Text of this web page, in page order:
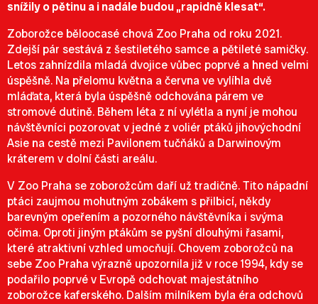
snížily o pětinu a i nadále budou „rapidně klesat“.
Zoborožce běloocasé chová Zoo Praha od roku 2021.
Zdejší pár sestává z šestiletého samce a pětileté samičky.
Letos zahnízdila mladá dvojice vůbec poprvé a hned velmi
úspěšně. Na přelomu května a června ve vylíhla dvě
mláďata, která byla úspěšně odchována párem ve
stromové dutině. Během léta z ní vylétla a nyní je mohou
návštěvníci pozorovat v jedné z voliér ptáků jihovýchodní
Asie na cestě mezi Pavilonem tučňáků a Darwinovým
kráterem v dolní části areálu.
V Zoo Praha se zoborožcům daří už tradičně. Tito nápadní
ptáci zaujmou mohutným zobákem s přilbicí, někdy
barevným opeřením a pozorného návštěvníka i svýma
očima. Oproti jiným ptákům se pyšní dlouhými řasami,
které atraktivní vzhled umocňují. Chovem zoborožců na
sebe Zoo Praha výrazně upozornila již v roce 1994, kdy se
podařilo poprvé v Evropě odchovat majestátního
zoborožce kaferského. Dalším milníkem byla éra odchovů